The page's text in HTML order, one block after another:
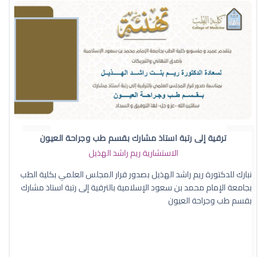
ترقية إلى رتبة استاذ مشارك بقسم طب وجراحة العيون
الاستشارية ريم راشد الهذيل
نبارك للدكتورة ريم راشد الهذيل بصدور قرار المجلس العلمي بكلية الطب
بجامعة الإمام محمد بن سعود الإسلامية بالترقية إلى رتبة استاذ مشارك
بقسم طب وجراحة العيون